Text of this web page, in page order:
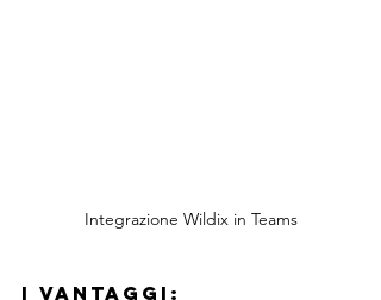
Integrazione Wildix in Teams
I vantaggi: